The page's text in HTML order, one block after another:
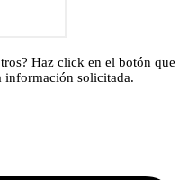
Haz click en el botón que
información solicitada.